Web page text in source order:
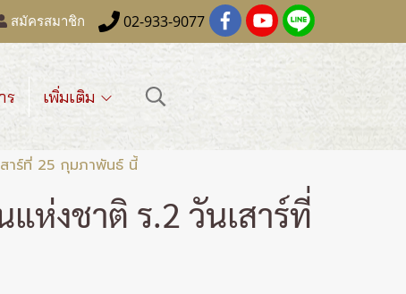
สมัครสมาชิก 02-933-9077
ร เพิ่มเติม
าร์ที่ 25 กุมภาพันธ์ นี้
ห่งชาติ ร.2 วันเสาร์ที่